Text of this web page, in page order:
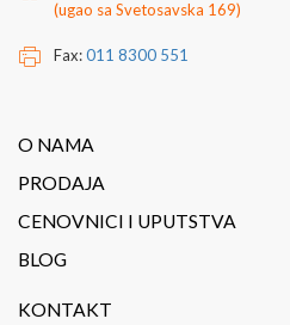
(ugao sa Svetosavska 169)
Fax:011 8300 551
O NAMA
PRODAJA
CENOVNICI I UPUTSTVA
BLOG
KONTAKT